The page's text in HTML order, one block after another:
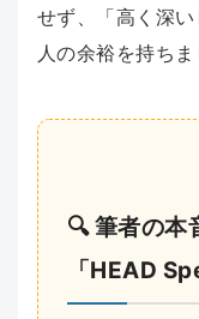
せず、「高く深
人の余裕を持ちま
🔍 筆者の本
「HEAD